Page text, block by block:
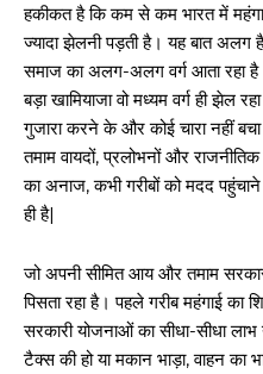
हकीकत है कि कम से कम भारत में
ज्यादा झेलनी पड़ती है। यह बात
समाज का अलग-अलग वर्ग आता रहा
बड़ा खामियाजा वो मध्यम वर्ग ही झेल
गुजारा करने के और कोई चारा नहीं
तमाम वायदों, प्रलोभनों और
का अनाज, कभी गरीबों को मदद
ही है|
जो अपनी सीमित आय और तमाम
पिसता रहा है। पहले गरीब महंगाई का
सरकारी योजनाओं का सीधा-सीधा
टैक्स की हो या मकान भाड़ा, वाहन का